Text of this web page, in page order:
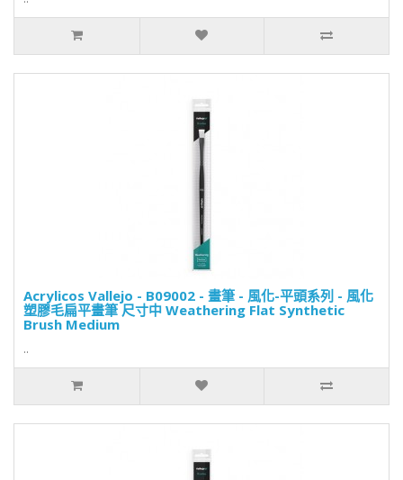
Acrylicos Vallejo - B09002 - 畫筆 - 風化-平頭系列 - 風化
塑膠毛扁平畫筆 尺寸中 Weathering Flat Synthetic
Brush Medium
..